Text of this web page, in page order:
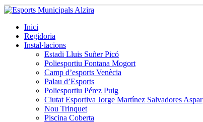
Inici
Regidoria
Instal·lacions
Estadi Lluis Suñer Picó
Poliesportiu Fontana Mogort
Camp d’esports Venècia
Palau d’Esports
Poliesportiu Pérez Puig
Ciutat Esportiva Jorge Martínez Salvadores Aspar
Nou Trinquet
Piscina Coberta